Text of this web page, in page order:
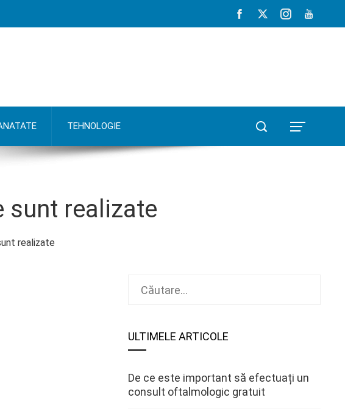
TEHNOLOGIE
sunt realizate
realizate
ULTIMELE ARTICOLE
De ce este important să efectuați un
consult oftalmologic gratuit